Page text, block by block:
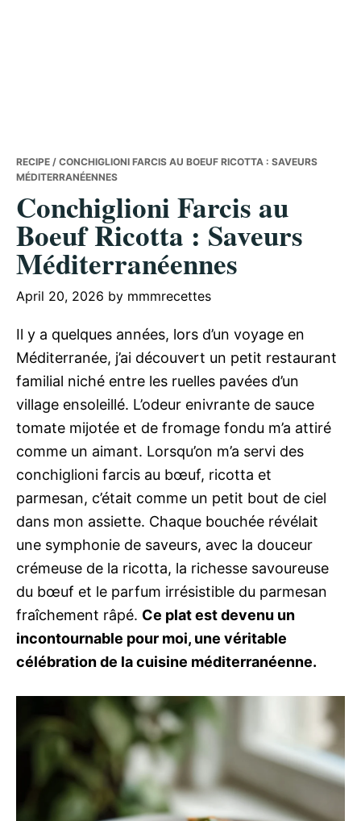
RECIPE / CONCHIGLIONI FARCIS AU BOEUF RICOTTA : SAVEURS
MÉDITERRANÉENNES
Conchiglioni Farcis au
Boeuf Ricotta : Saveurs
Méditerranéennes
April 20, 2026 by mmmrecettes
Il y a quelques années, lors d’un voyage en
Méditerranée, j’ai découvert un petit restaurant
familial niché entre les ruelles pavées d’un
village ensoleillé. L’odeur enivrante de sauce
tomate mijotée et de fromage fondu m’a attiré
comme un aimant. Lorsqu’on m’a servi des
conchiglioni farcis au bœuf, ricotta et
parmesan, c’était comme un petit bout de ciel
dans mon assiette. Chaque bouchée révélait
une symphonie de saveurs, avec la douceur
crémeuse de la ricotta, la richesse savoureuse
du bœuf et le parfum irrésistible du parmesan
fraîchement râpé. Ce plat est devenu un
incontournable pour moi, une véritable
célébration de la cuisine méditerranéenne.